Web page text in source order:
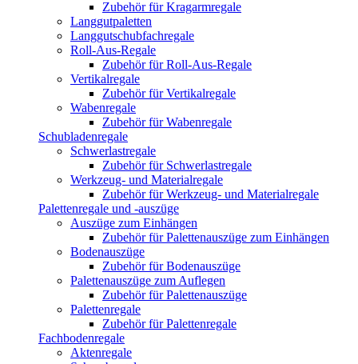
Zubehör für Kragarmregale
Langgutpaletten
Langgutschubfachregale
Roll-Aus-Regale
Zubehör für Roll-Aus-Regale
Vertikalregale
Zubehör für Vertikalregale
Wabenregale
Zubehör für Wabenregale
Schubladenregale
Schwerlastregale
Zubehör für Schwerlastregale
Werkzeug- und Materialregale
Zubehör für Werkzeug- und Materialregale
Palettenregale und -auszüge
Auszüge zum Einhängen
Zubehör für Palettenauszüge zum Einhängen
Bodenauszüge
Zubehör für Bodenauszüge
Palettenauszüge zum Auflegen
Zubehör für Palettenauszüge
Palettenregale
Zubehör für Palettenregale
Fachbodenregale
Aktenregale